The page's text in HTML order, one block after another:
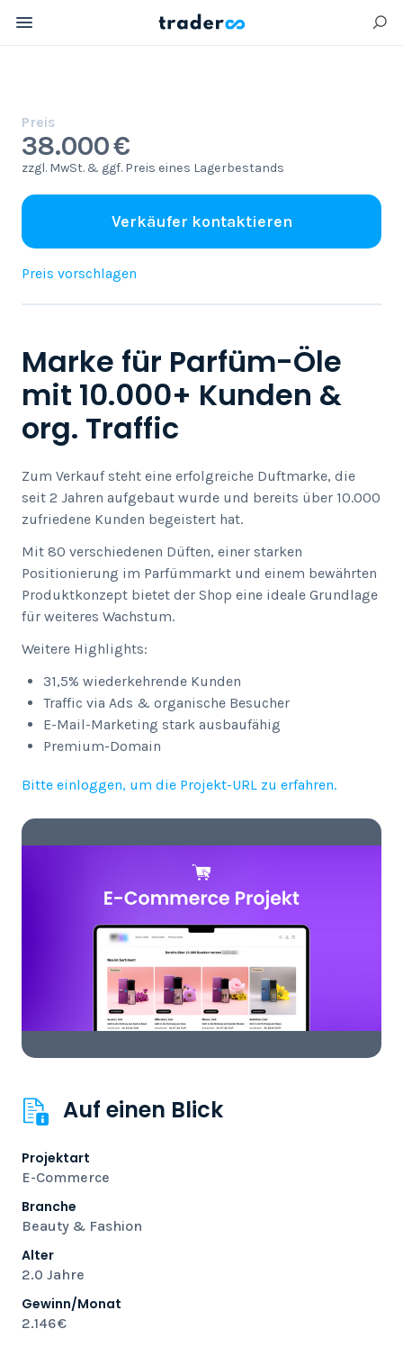
Marke für Parfüm-Öle
mit 10.000+ Kunden &
org. Traffic
Zum Verkauf steht eine erfolgreiche Duftmarke, die
seit 2 Jahren aufgebaut wurde und bereits über 10.000
zufriedene Kunden begeistert hat.
Mit 80 verschiedenen Düften, einer starken
Positionierung im Parfümmarkt und einem bewährten
Produktkonzept bietet der Shop eine ideale Grundlage
für weiteres Wachstum.
Weitere Highlights:
31,5% wiederkehrende Kunden
Traffic via Ads & organische Besucher
E-Mail-Marketing stark ausbaufähig
Premium-Domain
Bitte einloggen, um die Projekt-URL zu erfahren.
Auf einen Blick
Projektart
E-Commerce
Branche
Beauty & Fashion
Alter
2.0 Jahre
Gewinn/Monat
2.146 €
Preis
38.000 €
zzgl. MwSt. & ggf. Preis eines Lagerbestands
Verkäufer kontaktieren
Preis vorschlagen